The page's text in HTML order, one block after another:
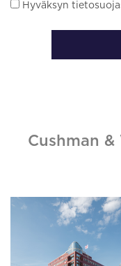
Hyväksyn
Cushman